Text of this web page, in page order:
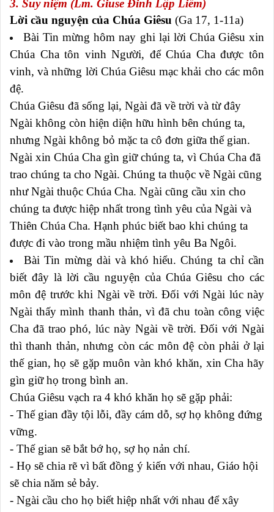
3. Suy niệm (Lm. Giuse Đinh Lập Liễm)
Lời cầu nguyện của Chúa Giêsu (Ga 17, 1-11a)
Bài Tin mừng hôm nay ghi lại lời Chúa Giêsu xin
Chúa Cha tôn vinh Người, để Chúa Cha được tôn
vinh, và những lời Chúa Giêsu mạc khải cho các môn
đệ.
Chúa Giêsu đã sống lại, Ngài đã về trời và từ đây
Ngài không còn hiện diện hữu hình bên chúng ta,
nhưng Ngài không bỏ mặc ta cô đơn giữa thế gian.
Ngài xin Chúa Cha gìn giữ chúng ta, vì Chúa Cha đã
trao chúng ta cho Ngài. Chúng ta thuộc về Ngài cũng
như Ngài thuộc Chúa Cha. Ngài cũng cầu xin cho
chúng ta được hiệp nhất trong tình yêu của Ngài và
Thiên Chúa Cha. Hạnh phúc biết bao khi chúng ta
được đi vào trong mầu nhiệm tình yêu Ba Ngôi.
Bài Tin mừng dài và khó hiểu. Chúng ta chỉ cần
biết đây là lời cầu nguyện của Chúa Giêsu cho các
môn đệ trước khi Ngài về trời. Đối với Ngài lúc này
Ngài thấy mình thanh thản, vì đã chu toàn công việc
Cha đã trao phó, lúc này Ngài về trời. Đối với Ngài
thì thanh thản, nhưng còn các môn đệ còn phải ở lại
thế gian, họ sẽ gặp muôn vàn khó khăn, xin Cha hãy
gìn giữ họ trong bình an.
Chúa Giêsu vạch ra 4 khó khăn họ sẽ gặp phải:
- Thế gian đầy tội lỗi, đầy cám dỗ, sợ họ không đứng
vững.
- Thế gian sẽ bắt bớ họ, sợ họ nản chí.
- Họ sẽ chia rẽ vì bất đồng ý kiến với nhau, Giáo hội
sẽ chia năm sẻ bảy.
- Ngài cầu cho họ biết hiệp nhất với nhau để xây